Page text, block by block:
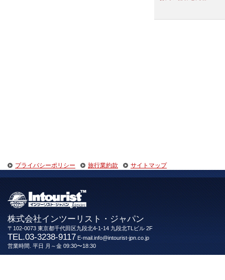
プライバシーポリシー 旅行業約款 サイトマップ
株式会社インツーリスト・ジャパン
〒102-0073 東京都千代田区九段北4-1-14 九段北TLビル 2F
TEL.03-3238-9117E-mail.info@intourist-jpn.co.jp
営業時間. 平日 月～金 09:30〜18:30